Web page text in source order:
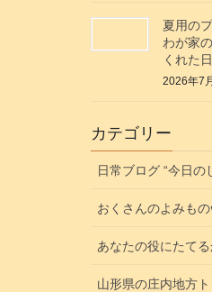
夏用の
わが家
くれた
2026年7
カテゴリー
日常ブログ “今日の
おくさんのよみもの
あなたの役にたて
山形県の庄内地方